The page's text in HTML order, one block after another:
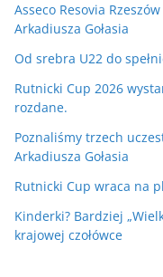
Asseco Resovia
Arkadiusza Gołasia
Od srebra U22 do
Rutnicki Cup 2026
rozdane.
Poznaliśmy trzech
Arkadiusza Gołasia
Rutnicki Cup wraca na
Kinderki? Bardziej
krajowej czołówce